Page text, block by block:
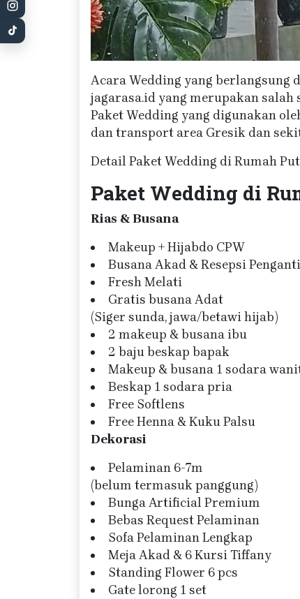
Acara Wedding yang berlangsung
jagarasa.id yang merupakan salah
Paket Wedding yang digunakan
dan transport area Gresik dan
Detail Paket Wedding di Rumah
Paket Wedding di
Rias & Busana
Makeup + Hijabdo CPW
Busana Akad & Resepsi
Fresh Melati
Gratis busana Adat
(Siger sunda, jawa/betawi hijab)
2 makeup & busana ibu
2 baju beskap bapak
Makeup & busana 1 sodara
Beskap 1 sodara pria
Free Softlens
Free Henna & Kuku Palsu
Dekorasi
Pelaminan 6-7m
(belum termasuk panggung)
Bunga Artificial Premium
Bebas Request Pelaminan
Sofa Pelaminan Lengkap
Meja Akad & 6 Kursi Tiffany
Standing Flower 6 pcs
Gate lorong 1 set